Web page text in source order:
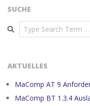
SUCHE
Search
AKTUELLES
MaComp AT 9
MaComp BT 1.3.4